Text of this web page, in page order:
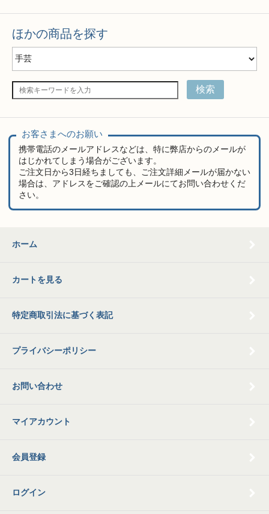
ほかの商品を探す
検索
お客さまへのお願い
携帯電話のメールアドレスなどは、特に弊店からのメールが
はじかれてしまう場合がございます。
ご注文日から3日経ちましても、ご注文詳細メールが届かない
場合は、アドレスをご確認の上メールにてお問い合わせくだ
さい。
ホーム
カートを見る
特定商取引法に基づく表記
プライバシーポリシー
お問い合わせ
マイアカウント
会員登録
ログイン